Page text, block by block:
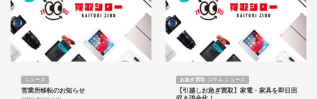
ニュース
営業所移転のお知らせ
お急ぎ買取 コラム ニュース
【引越しお急ぎ買取】家電・家具を即日回